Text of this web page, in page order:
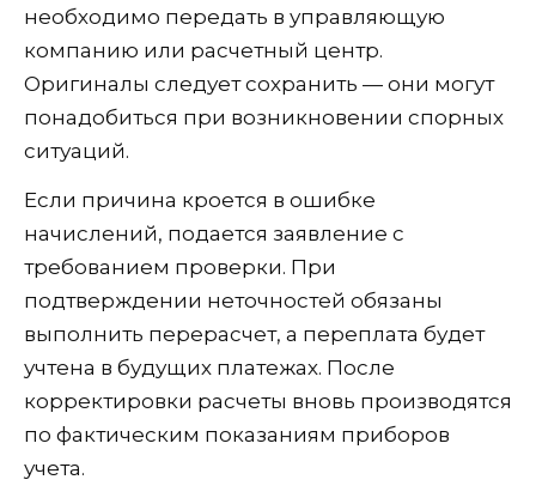
необходимо передать в управляющую
компанию или расчетный центр.
Оригиналы следует сохранить — они могут
понадобиться при возникновении спорных
ситуаций.
Если причина кроется в ошибке
начислений, подается заявление с
требованием проверки. При
подтверждении неточностей обязаны
выполнить перерасчет, а переплата будет
учтена в будущих платежах. После
корректировки расчеты вновь производятся
по фактическим показаниям приборов
учета.